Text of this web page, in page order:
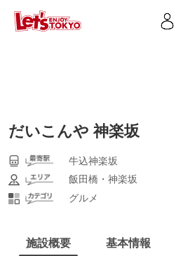
だいこんや 神楽坂
牛込神楽坂
飯田橋・神楽坂
グルメ
施設概要 基本情報